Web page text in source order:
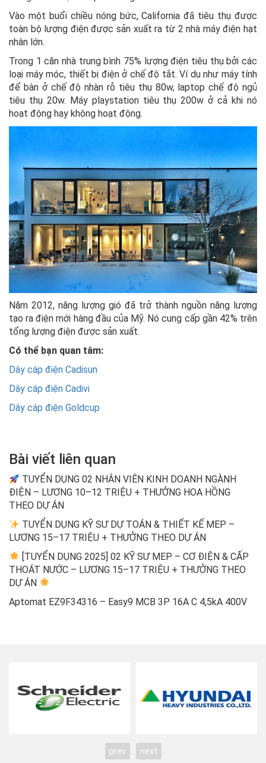
Vào một buổi chiều nóng bức, California đã tiêu thụ được
toàn bộ lượng điện được sản xuất ra từ 2 nhà máy điện hạt
nhân lớn.
Trong 1 căn nhà trung bình 75% lượng điện tiêu thụ bởi các
loại máy móc, thiết bị điện ở chế độ tắt. Ví dụ như máy tính
để bàn ở chế độ nhàn rỗ tiêu thụ 80w, laptop chế độ ngủ
tiêu thụ 20w. Máy playstation tiêu thụ 200w ở cả khi nó
hoạt động hay không hoạt động.
Năm 2012, năng lượng gió đã trở thành nguồn năng lượng
tạo ra điện mới hàng đầu của Mỹ. Nó cung cấp gần 42% trên
tổng lượng điện được sản xuất.
Có thể bạn quan tâm:
Dây cáp điện Cadisun
Dây cáp điện Cadivi
Dây cáp điện Goldcup
Bài viết liên quan
TUYỂN DỤNG 02 NHÂN VIÊN KINH DOANH NGÀNH
ĐIỆN – LƯƠNG 10–12 TRIỆU + THƯỞNG HOA HỒNG
THEO DỰ ÁN
TUYỂN DỤNG KỸ SƯ DỰ TOÁN & THIẾT KẾ MEP –
LƯƠNG 15–17 TRIỆU + THƯỞNG THEO DỰ ÁN
[TUYỂN DỤNG 2025] 02 KỸ SƯ MEP – CƠ ĐIỆN & CẤP
THOÁT NƯỚC – LƯƠNG 15–17 TRIỆU + THƯỞNG THEO
DỰ ÁN
Aptomat EZ9F34316 – Easy9 MCB 3P 16A C 4,5kA 400V
prev next